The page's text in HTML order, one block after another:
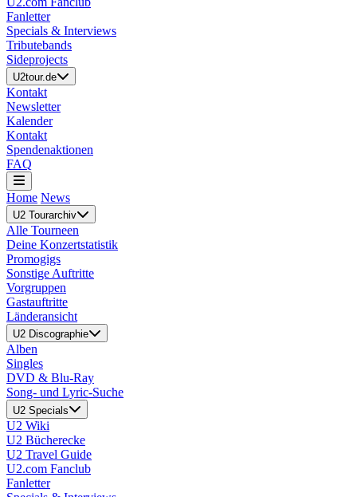
Fanletter
Specials & Interviews
Tributebands
Sideprojects
U2tour.de
Kontakt
Newsletter
Kalender
Kontakt
Spendenaktionen
FAQ
Home News
U2 Tourarchiv
Alle Tourneen
Deine Konzertstatistik
Promogigs
Sonstige Auftritte
Vorgruppen
Gastauftritte
Länderansicht
U2 Discographie
Alben
Singles
DVD & Blu-Ray
Song- und Lyric-Suche
U2 Specials
U2 Wiki
U2 Bücherecke
U2 Travel Guide
U2.com Fanclub
Fanletter